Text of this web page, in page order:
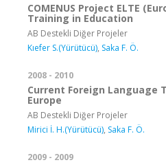
COMENUS Project ELTE
Training in Education
AB Destekli Diğer Projeler
Kıefer S.(Yürütücü), Saka F. Ö.
2008 - 2010
Current Foreign Language
Europe
AB Destekli Diğer Projeler
Mirici İ. H.(Yürütücü), Saka F. Ö.
2009 - 2009